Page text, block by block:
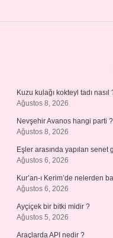
Kuzu kulağı kokteyl tadı nasıl
Ağustos 8, 2026
Nevşehir Avanos hangi parti ?
Ağustos 8, 2026
Eşler arasında yapılan senet
Ağustos 6, 2026
Kur’an-ı Kerim’de nelerden
Ağustos 6, 2026
Ayçiçek bir bitki midir ?
Ağustos 5, 2026
Araçlarda API nedir ?